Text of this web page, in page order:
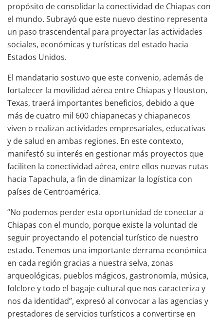
propósito de consolidar la conectividad de Chiapas con
el mundo. Subrayó que este nuevo destino representa
un paso trascendental para proyectar las actividades
sociales, económicas y turísticas del estado hacia
Estados Unidos.
El mandatario sostuvo que este convenio, además de
fortalecer la movilidad aérea entre Chiapas y Houston,
Texas, traerá importantes beneficios, debido a que
más de cuatro mil 600 chiapanecas y chiapanecos
viven o realizan actividades empresariales, educativas
y de salud en ambas regiones. En este contexto,
manifestó su interés en gestionar más proyectos que
faciliten la conectividad aérea, entre ellos nuevas rutas
hacia Tapachula, a fin de dinamizar la logística con
países de Centroamérica.
“No podemos perder esta oportunidad de conectar a
Chiapas con el mundo, porque existe la voluntad de
seguir proyectando el potencial turístico de nuestro
estado. Tenemos una importante derrama económica
en cada región gracias a nuestra selva, zonas
arqueológicas, pueblos mágicos, gastronomía, música,
folclore y todo el bagaje cultural que nos caracteriza y
nos da identidad”, expresó al convocar a las agencias y
prestadores de servicios turísticos a convertirse en